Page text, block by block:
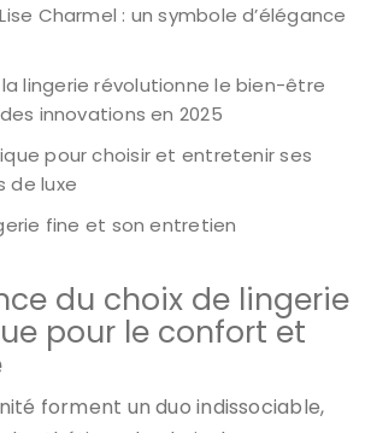
Charmel : un symbole d’élégance
lingerie révolutionne le bien-être
innovations en 2025
pour choisir et entretenir ses
de luxe
fine et son entretien
du choix de lingerie
pour le confort et
forment un duo indissociable,